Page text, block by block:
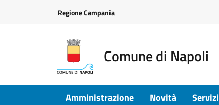
Regione Campania
Comune di Napoli
Amministrazione Novità Servizi